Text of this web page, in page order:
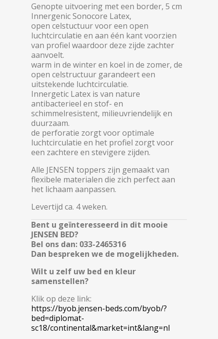
Genopte uitvoering met een border, 5 cm
Innergenic Sonocore Latex,
open celstuctuur voor een open
luchtcirculatie en aan één kant voorzien
van profiel waardoor deze zijde zachter
aanvoelt.
warm in de winter en koel in de zomer, de
open celstructuur garandeert een
uitstekende luchtcirculatie.
Innergetic Latex is van nature
antibacterieel en stof- en
schimmelresistent, milieuvriendelijk en
duurzaam.
de perforatie zorgt voor optimale
luchtcirculatie en het profiel zorgt voor
een zachtere en stevigere zijden.
Alle JENSEN toppers zijn gemaakt van
flexibele materialen die zich perfect aan
het lichaam aanpassen.
Levertijd ca. 4 weken.
Bent u geïnteresseerd in dit mooie
JENSEN BED?
Bel ons dan: 033-2465316
Dan bespreken we de mogelijkheden.
Wilt u zelf uw bed en kleur
samenstellen?
Klik op deze link:
https://byob.jensen-beds.com/byob/?
bed=diplomat-
sc18/continental&market=int&lang=nl